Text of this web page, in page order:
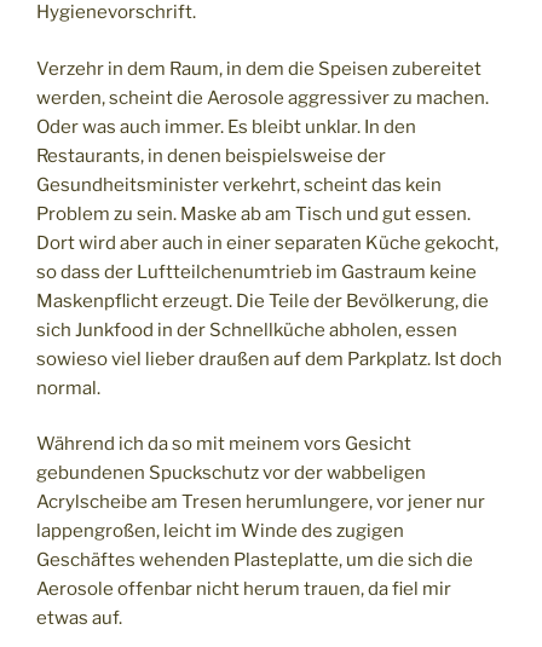
Hygienevorschrift.
Verzehr in dem Raum, in dem die Speisen zubereitet
werden, scheint die Aerosole aggressiver zu machen.
Oder was auch immer. Es bleibt unklar. In den
Restaurants, in denen beispielsweise der
Gesundheitsminister verkehrt, scheint das kein
Problem zu sein. Maske ab am Tisch und gut essen.
Dort wird aber auch in einer separaten Küche gekocht,
so dass der Luftteilchenumtrieb im Gastraum keine
Maskenpflicht erzeugt. Die Teile der Bevölkerung, die
sich Junkfood in der Schnellküche abholen, essen
sowieso viel lieber draußen auf dem Parkplatz. Ist doch
normal.
Während ich da so mit meinem vors Gesicht
gebundenen Spuckschutz vor der wabbeligen
Acrylscheibe am Tresen herumlungere, vor jener nur
lappengroßen, leicht im Winde des zugigen
Geschäftes wehenden Plasteplatte, um die sich die
Aerosole offenbar nicht herum trauen, da fiel mir
etwas auf.